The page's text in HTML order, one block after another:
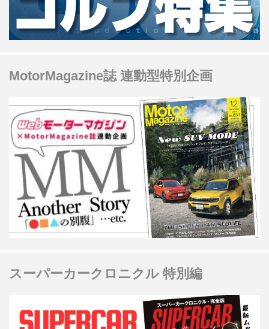
MotorMagazine誌 連動型特別企画
スーパーカークロニクル 特別編